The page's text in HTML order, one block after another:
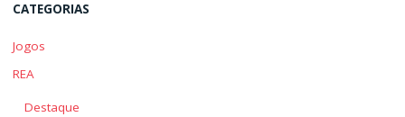
CATEGORIAS
Jogos
REA
Destaque